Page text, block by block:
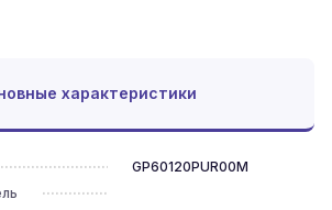
характеристики
GP60120PUR00M